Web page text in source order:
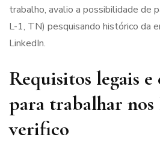
trabalho, avalio a possibilidade de
L-1, TN) pesquisando histórico da
LinkedIn.
Requisitos legais
para trabalhar nos
verifico